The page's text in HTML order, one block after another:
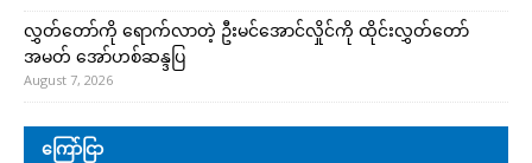
လွှတ်တော်ကို ရောက်လာတဲ့ ဦးမင်အောင်လှိုင်ကို ထိုင်းလွှတ်တော်
အမတ် အော်ဟစ်ဆန္ဒပြ
August 7, 2026
ကြော်ငြာ